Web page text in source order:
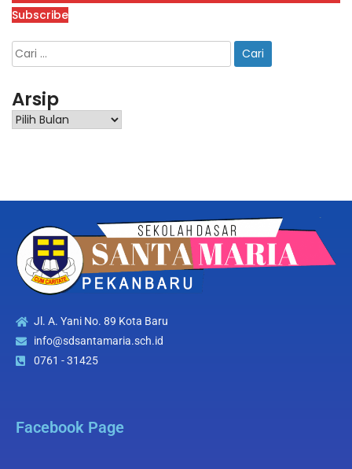
Subscribe
Arsip
Jl. A. Yani No. 89 Kota Baru
info@sdsantamaria.sch.id
0761 - 31425
Facebook Page